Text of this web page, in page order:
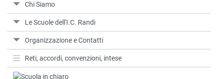
Chi Siamo
Le Scuole dell'I.C. Randi
Organizzazione e Contatti
Reti, accordi, convenzioni, intese